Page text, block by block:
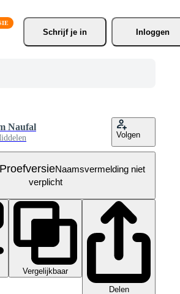
Schrijf je in Inloggen
Naufal
Volgen
Naamsvermelding niet
verplicht
Vergelijkbaar
Delen